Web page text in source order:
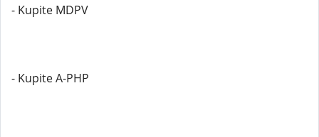
- Kupite MDPV
- Kupite A-PHP